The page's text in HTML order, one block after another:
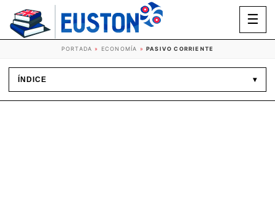
☰
PORTADA » ECONOMÍA »PASIVO CORRIENTE
ÍNDICE ▾